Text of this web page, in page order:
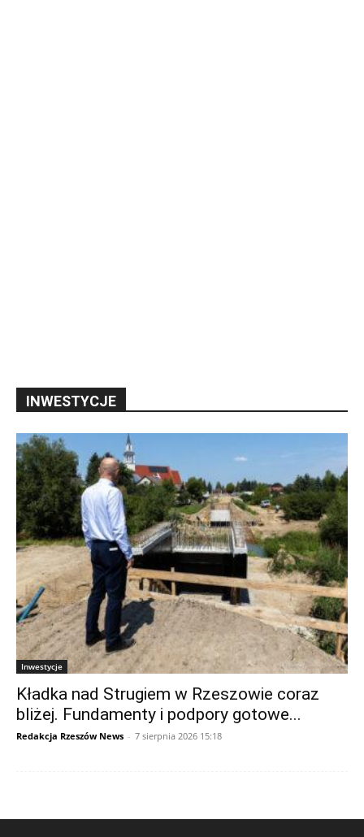
INWESTYCJE
Inwestycje
Kładka nad Strugiem w Rzeszowie coraz
bliżej. Fundamenty i podpory gotowe...
Redakcja Rzeszów News - 7 sierpnia 2026 15:18